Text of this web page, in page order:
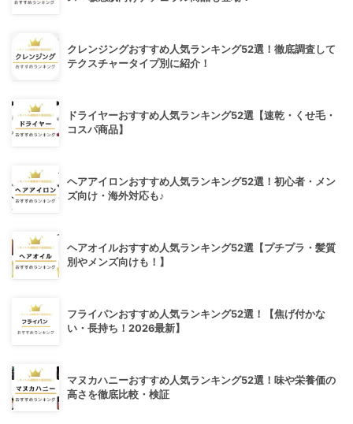
クレンジングおすすめ人気ランキング52選！徹底調査して
テクスチャータイプ別に紹介！
ドライヤーおすすめ人気ランキング52選【速乾・くせ毛・
コスパ商品】
ヘアアイロンおすすめ人気ランキング52選！初心者・メン
ズ向け・海外対応も♪
ヘアオイルおすすめ人気ランキング52選【プチプラ・髪質
別やメンズ向けも！】
フライパンおすすめ人気ランキング52選！【焦げ付かな
い・長持ち！2026最新】
マヌカハニーおすすめ人気ランキング52選！味や栄養価の
高さを徹底比較・検証